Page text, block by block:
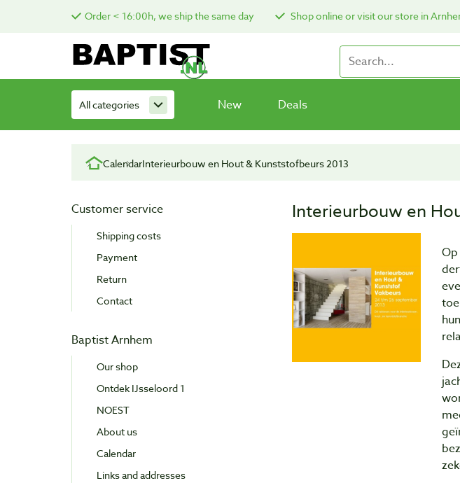
Order < 16:00h, we ship the same day Shop online or visit our store in
All categories New Deals
CalendarInterieurbouw en Hout & Kunststofbeurs 2013
Customer service
Shipping costs
Payment
Return
Contact
Baptist Arnhem
Our shop
Ontdek IJsseloord 1
NOEST
About us
Calendar
Links and addresses
Interieurbouw en
Op